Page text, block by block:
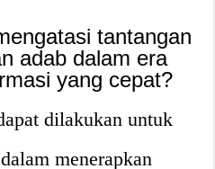
tantangan
adab dalam era
yang cepat?
dilakukan untuk
menerapkan